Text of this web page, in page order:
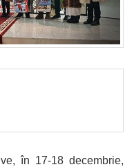
în 17-18 decembrie,